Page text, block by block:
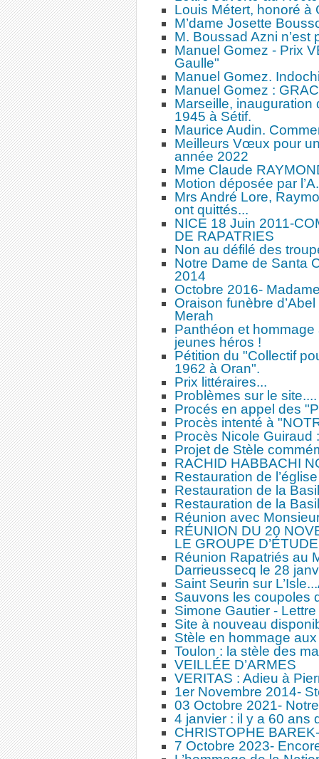
Louis Métert, honoré à
M’dame Josette
M. Boussad Azni n’est
Manuel Gomez - Prix
Gaulle"
Manuel Gomez.
Manuel Gomez :
Marseille, inauguration
1945 à Sétif.
Maurice Audin.
Meilleurs Vœux pour
année 2022
Mme Claude
Motion déposée par
Mrs André Lore,
ont quittés...
NICE 18 Juin 2011-
DE RAPATRIES
Non au défilé des
Notre Dame de Santa
2014
Octobre 2016-
Oraison funèbre
Merah
Panthéon et
jeunes héros !
Pétition du "Collectif
1962 à Oran".
Prix littéraires...
Problèmes sur le site....
Procés en appel des
Procès intenté à
Procès Nicole Guiraud
Projet de Stèle
RACHID HABBACHI
Restauration de
Restauration de la
Restauration de la
Réunion avec
RÉUNION DU 20
LE GROUPE
Réunion Rapatriés au
Darrieussecq le 28
Saint Seurin sur
Sauvons les coupoles
Simone Gautier -
Site à nouveau
Stèle en hommage
Toulon : la stèle des
VEILLÉE D’ARMES
VERITAS : Adieu à
1er Novembre 2014-
03 Octobre 2021-
4 janvier : il y a 60 ans
CHRISTOPHE
7 Octobre 2023-